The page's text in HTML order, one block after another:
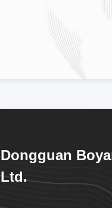
Dongguan
Ltd.